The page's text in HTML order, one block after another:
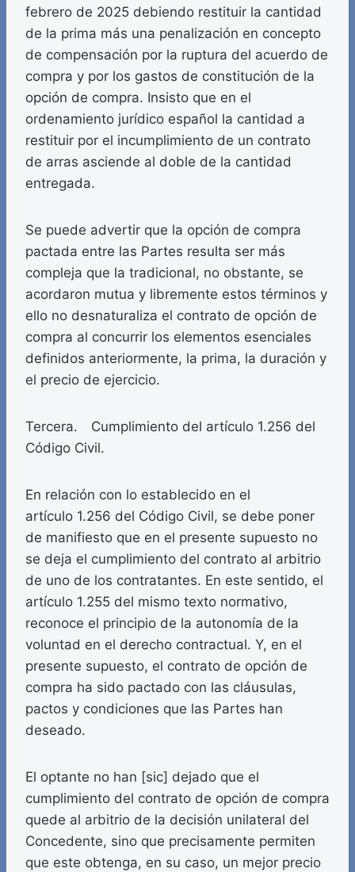
febrero de 2025 debiendo restituir la cantidad
de la prima más una penalización en concepto
de compensación por la ruptura del acuerdo de
compra y por los gastos de constitución de la
opción de compra. Insisto que en el
ordenamiento jurídico español la cantidad a
restituir por el incumplimiento de un contrato
de arras asciende al doble de la cantidad
entregada.
Se puede advertir que la opción de compra
pactada entre las Partes resulta ser más
compleja que la tradicional, no obstante, se
acordaron mutua y libremente estos términos y
ello no desnaturaliza el contrato de opción de
compra al concurrir los elementos esenciales
definidos anteriormente, la prima, la duración y
el precio de ejercicio.
Tercera. Cumplimiento del artículo 1.256 del
Código Civil.
En relación con lo establecido en el
artículo 1.256 del Código Civil, se debe poner
de manifiesto que en el presente supuesto no
se deja el cumplimiento del contrato al arbitrio
de uno de los contratantes. En este sentido, el
artículo 1.255 del mismo texto normativo,
reconoce el principio de la autonomía de la
voluntad en el derecho contractual. Y, en el
presente supuesto, el contrato de opción de
compra ha sido pactado con las cláusulas,
pactos y condiciones que las Partes han
deseado.
El optante no han [sic] dejado que el
cumplimiento del contrato de opción de compra
quede al arbitrio de la decisión unilateral del
Concedente, sino que precisamente permiten
que este obtenga, en su caso, un mejor precio